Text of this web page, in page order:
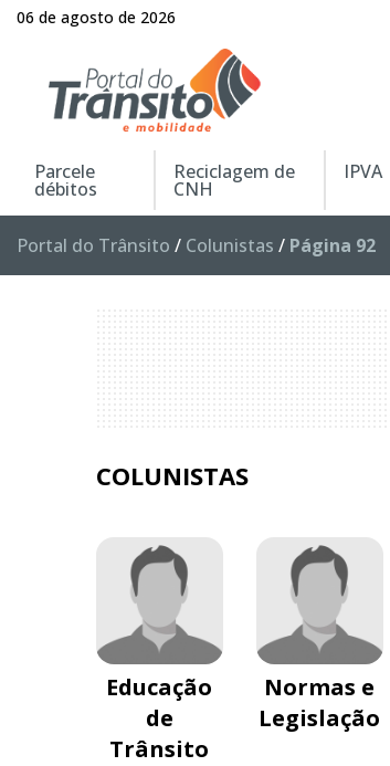
06 de agosto de 2026
Parcele
débitos
Reciclagem de
CNH
IPVA
Portal do Trânsito / Colunistas / Página 92
COLUNISTAS
Educação
de
Trânsito
Normas e
Legislação